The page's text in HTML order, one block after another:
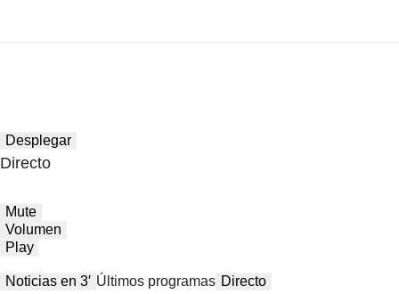
Desplegar
Directo
Mute
Volumen
Play
Noticias en 3′ Últimos programas Directo